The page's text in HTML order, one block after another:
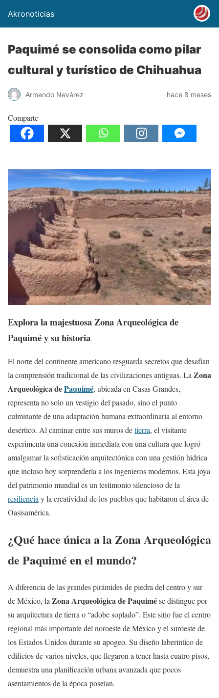
Akronoticias
Paquimé se consolida como pilar
cultural y turístico de Chihuahua
Armando Nevárez hace 8 meses
Comparte
Explora la majestuosa Zona Arqueológica de
Paquimé y su historia
El norte del continente americano resguarda secretos que desafían
la comprensión tradicional de las civilizaciones antiguas. LaZona
Arqueológica dePaquimé, ubicada en Casas Grandes,
representa no solo un vestigio del pasado, sino el punto
culminante de una adaptación humana extraordinaria al entorno
desértico. Al caminar entre sus muros detierra, el visitante
experimenta una conexión inmediata con una cultura que logró
amalgamar la sofisticación arquitectónica con una gestión hídrica
que incluso hoy sorprendería a los ingenieros modernos. Esta joya
del patrimonio mundial es un testimonio silencioso de la
resilienciay la creatividad de los pueblos que habitaron el área de
Oasisamérica.
¿Qué hace única a la Zona Arqueológica
de Paquimé en el mundo?
A diferencia de las grandes pirámides de piedra del centro y sur
de México, laZona Arqueológica de Paquimése distingue por
su arquitectura de tierra o “adobe soplado”. Este sitio fue el centro
regional más importante del noroeste de México y el suroeste de
los Estados Unidos durante su apogeo. Su diseño laberíntico de
edificios de varios niveles, que llegaron a tener hasta cuatro pisos,
demuestra una planificación urbana avanzada que pocos
asentamientos de la época poseían.